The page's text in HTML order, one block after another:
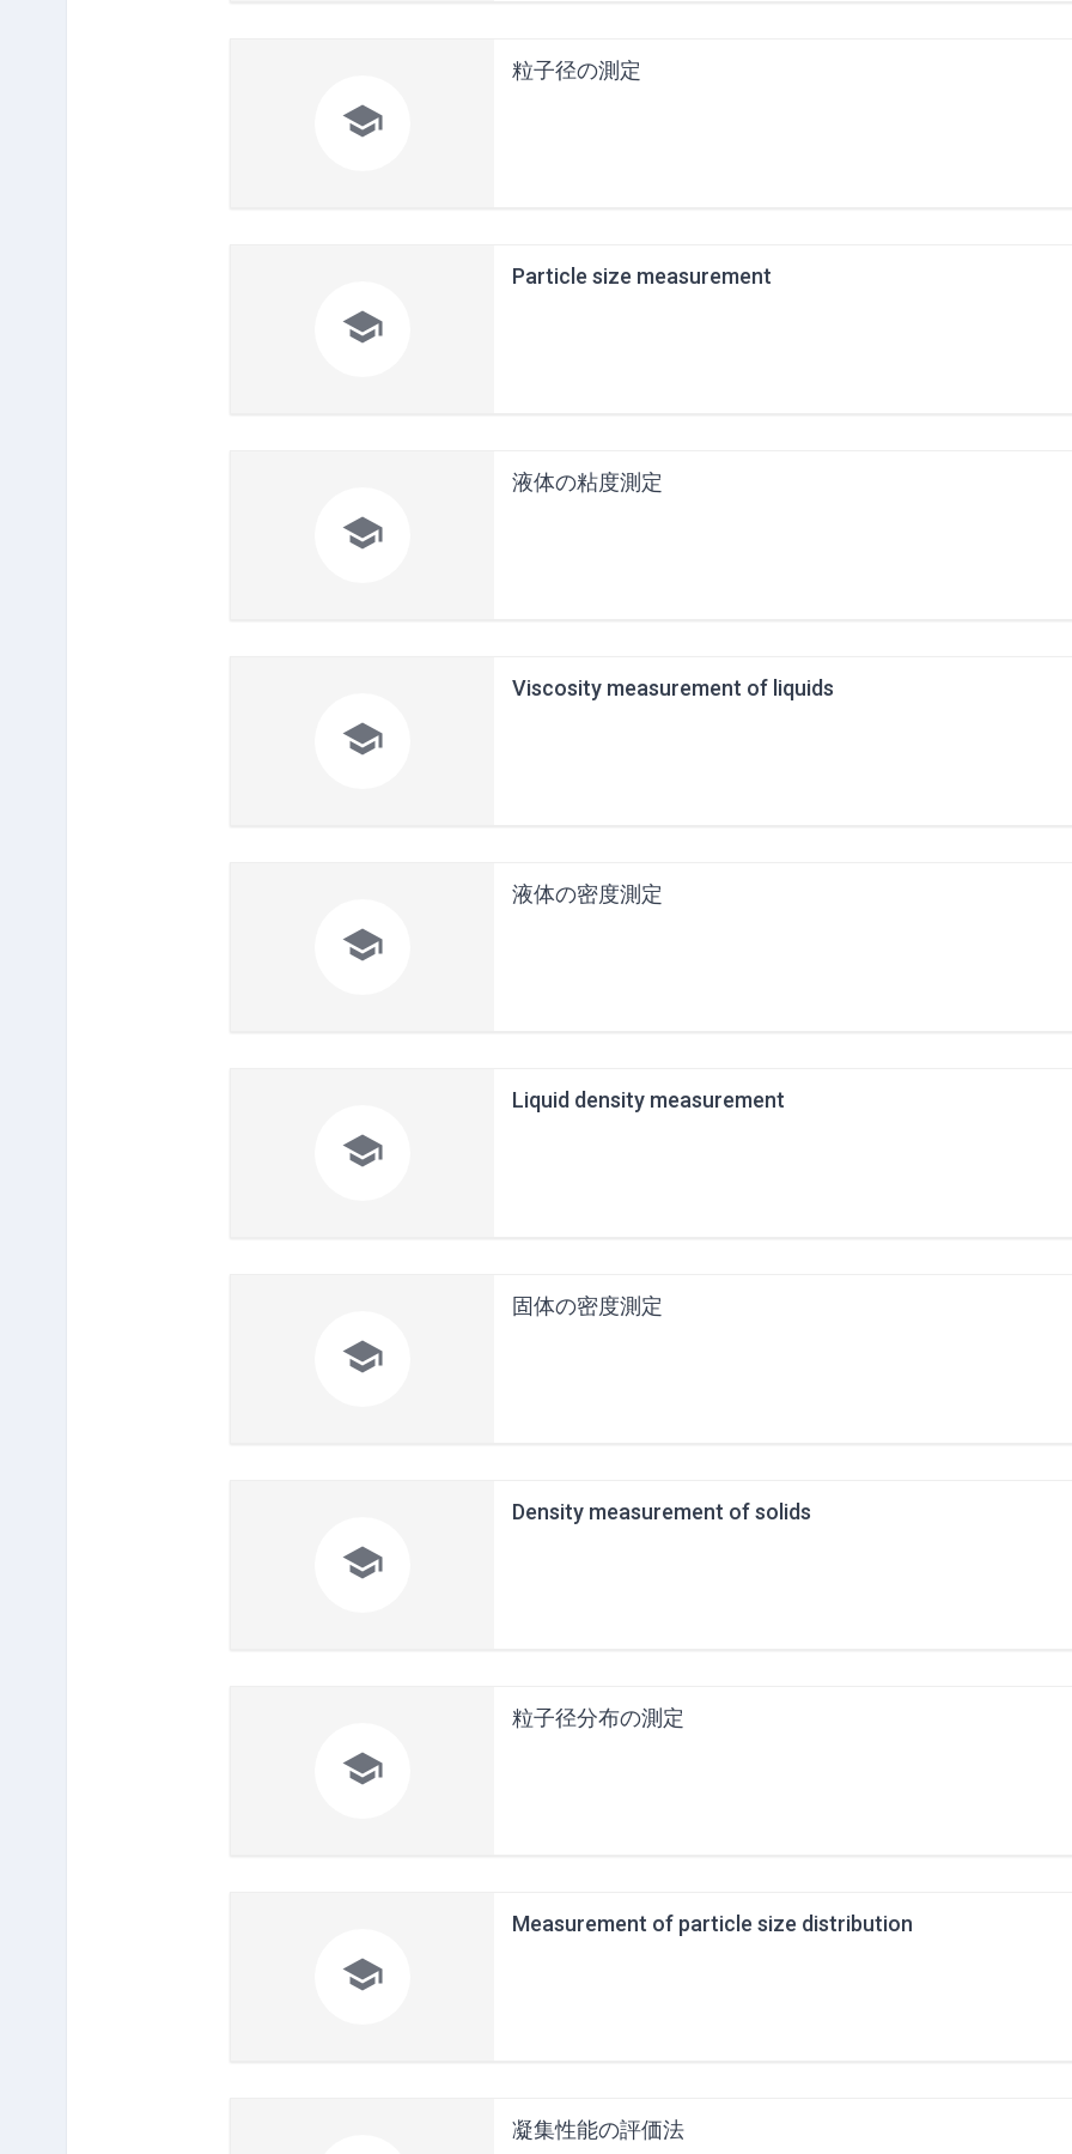

粒子径の測定

Particle size measurement

液体の粘度測定

Viscosity measurement of liquids

液体の密度測定

Liquid density measurement

固体の密度測定

Density measurement of solids

粒子径分布の測定

Measurement of particle size distribution
凝集性能の評価法